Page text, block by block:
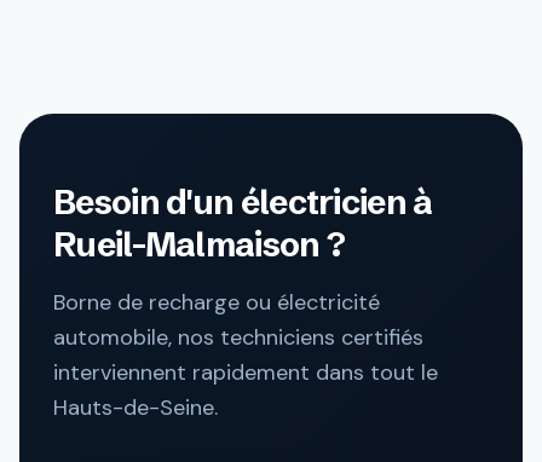
Besoin d'un électricien à
Rueil-Malmaison ?
Borne de recharge ou électricité
automobile, nos techniciens certifiés
interviennent rapidement dans tout le
Hauts-de-Seine.